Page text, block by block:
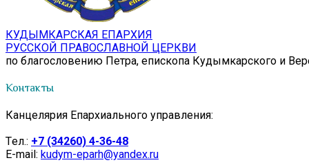
КУДЫМКАРСКАЯ ЕПАРХИЯ
РУССКОЙ ПРАВОСЛАВНОЙ ЦЕРКВИ
по благословению Петра, епископа Кудымкарского и
Контакты
Канцелярия Епархиального управления:
Tел.: +7 (34260) 4-36-48
E-mail: kudym-eparh@yandex.ru